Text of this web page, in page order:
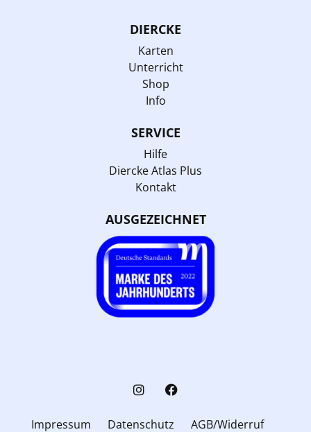
DIERCKE
Karten
Unterricht
Shop
Info
SERVICE
Hilfe
Diercke Atlas Plus
Kontakt
AUSGEZEICHNET
Impressum Datenschutz AGB/Widerruf